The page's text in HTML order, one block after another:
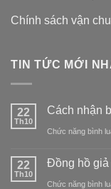
Chính sách vận
TIN TỨC MỚI
22
Th10
Cách nhận
Chức năng bình
22
Th10
Đồng hồ giả
Chức năng bình